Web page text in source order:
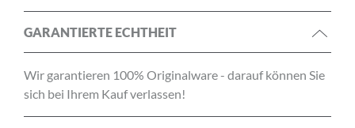
GARANTIERTE ECHTHEIT
Wir garantieren 100% Originalware - darauf können Sie
sich bei Ihrem Kauf verlassen!